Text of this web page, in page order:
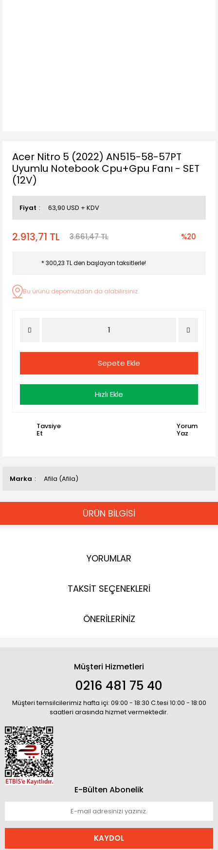
Marka Afila (Afila)
Acer Nitro 5 (2022) AN515-58-57PT
Uyumlu Notebook Cpu+Gpu Fanı - SET
(12V)
Fiyat 63,90 USD + KDV
2.913,71 TL 3.661,47 TL %20
* 300,23 TL den başlayan taksitlerle!
Bu ürünü depomuzdan da alabilirsiniz.
Sepete Ekle
Hızlı Ekle
Tavsiye
Et
Yorum
Yaz
ÜRÜN BİLGİSİ
YORUMLAR
TAKSİT SEÇENEKLERİ
ÖNERİLERİNİZ
Müşteri Hizmetleri
0216 481 75 40
Müşteri temsilcilerimiz hafta içi: 09:00 - 18:30 C.tesi 10:00 - 18:00
saatleri arasında hizmet vermektedir.
E-Bülten Abonelik
KAYDOL